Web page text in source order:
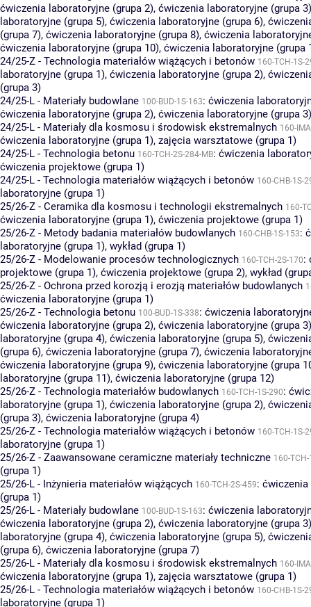
ćwiczenia laboratoryjne (grupa 2), ćwiczenia laboratoryjne (grupa 3)
laboratoryjne (grupa 5), ćwiczenia laboratoryjne (grupa 6),
(grupa 7), ćwiczenia laboratoryjne (grupa 8), ćwiczenia
ćwiczenia laboratoryjne (grupa 10), ćwiczenia laboratoryjne (grupa
24/25-Z - Technologia materiałów wiążących i betonów 160-TCH-1S-
laboratoryjne (grupa 1), ćwiczenia laboratoryjne (grupa 2),
(grupa 3)
24/25-L - Materiały budowlane 100-BUD-1S-163: ćwiczenia
ćwiczenia laboratoryjne (grupa 2), ćwiczenia laboratoryjne (grupa 3)
24/25-L - Materiały dla kosmosu i środowisk ekstremalnych 160-
ćwiczenia laboratoryjne (grupa 1), zajęcia warsztatowe (grupa 1)
24/25-L - Technologia betonu 160-TCH-2S-284-MB: ćwiczenia
ćwiczenia projektowe (grupa 1)
24/25-L - Technologia materiałów wiążących i betonów 160-CHB-1S-
laboratoryjne (grupa 1)
25/26-Z - Ceramika dla kosmosu i technologii ekstremalnych 160-
ćwiczenia laboratoryjne (grupa 1), ćwiczenia projektowe (grupa 1)
25/26-Z - Metody badania materiałów budowlanych 160-CHB-1S-153:
laboratoryjne (grupa 1), wykład (grupa 1)
25/26-Z - Modelowanie procesów technologicznych 160-TCH-2S-170:
projektowe (grupa 1), ćwiczenia projektowe (grupa 2), wykład
25/26-Z - Ochrona przed korozją i erozją materiałów budowlanych
ćwiczenia laboratoryjne (grupa 1)
25/26-Z - Technologia betonu 100-BUD-1S-338: ćwiczenia
ćwiczenia laboratoryjne (grupa 2), ćwiczenia laboratoryjne (grupa 3)
laboratoryjne (grupa 4), ćwiczenia laboratoryjne (grupa 5),
(grupa 6), ćwiczenia laboratoryjne (grupa 7), ćwiczenia
ćwiczenia laboratoryjne (grupa 9), ćwiczenia laboratoryjne (grupa
laboratoryjne (grupa 11), ćwiczenia laboratoryjne (grupa 12)
25/26-Z - Technologia materiałów budowlanych 160-TCH-1S-290:
laboratoryjne (grupa 1), ćwiczenia laboratoryjne (grupa 2),
(grupa 3), ćwiczenia laboratoryjne (grupa 4)
25/26-Z - Technologia materiałów wiążących i betonów 160-TCH-1S-
laboratoryjne (grupa 1)
25/26-Z - Zaawansowane ceramiczne materiały techniczne 160-
(grupa 1)
25/26-L - Inżynieria materiałów wiążących 160-TCH-2S-459:
(grupa 1)
25/26-L - Materiały budowlane 100-BUD-1S-163: ćwiczenia
ćwiczenia laboratoryjne (grupa 2), ćwiczenia laboratoryjne (grupa 3)
laboratoryjne (grupa 4), ćwiczenia laboratoryjne (grupa 5),
(grupa 6), ćwiczenia laboratoryjne (grupa 7)
25/26-L - Materiały dla kosmosu i środowisk ekstremalnych 160-
ćwiczenia laboratoryjne (grupa 1), zajęcia warsztatowe (grupa 1)
25/26-L - Technologia materiałów wiążących i betonów 160-CHB-1S-
laboratoryjne (grupa 1)